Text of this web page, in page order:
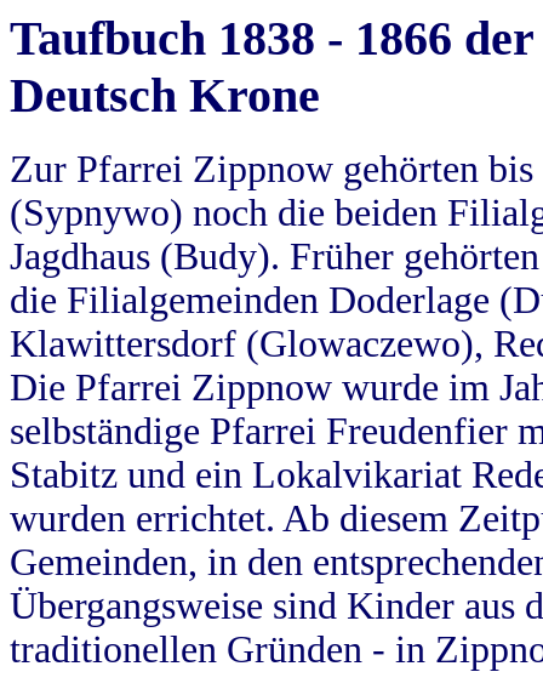
Taufbuch 1838 - 1866
Deutsch Krone
Zur Pfarrei Zippnow gehörten
(Sypnywo) noch die beiden
Jagdhaus (Budy). Früher
die Filialgemeinden Doderlage
Klawittersdorf (Glowaczewo),
Die Pfarrei Zippnow wurde im
selbständige Pfarrei Freudenfier
Stabitz und ein Lokalvikariat
wurden errichtet. Ab diesem
Gemeinden, in den
Übergangsweise sind Kinder aus
traditionellen Gründen - in